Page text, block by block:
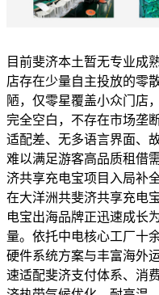
目前斐济本土暂无专业成
店存在少量自主投放的零
陋，仅零星覆盖小众门店
完全空白，不存在市场垄
适配差、无多语言界面、
难以满足游客高品质租借
济共享充电宝项目入局补全
在大洋洲共斐济共享充电
电宝出海品牌正迅速成长
量。依托中电核心工厂十
硬件系统方案与丰富海外
速适配斐济支付体系、消